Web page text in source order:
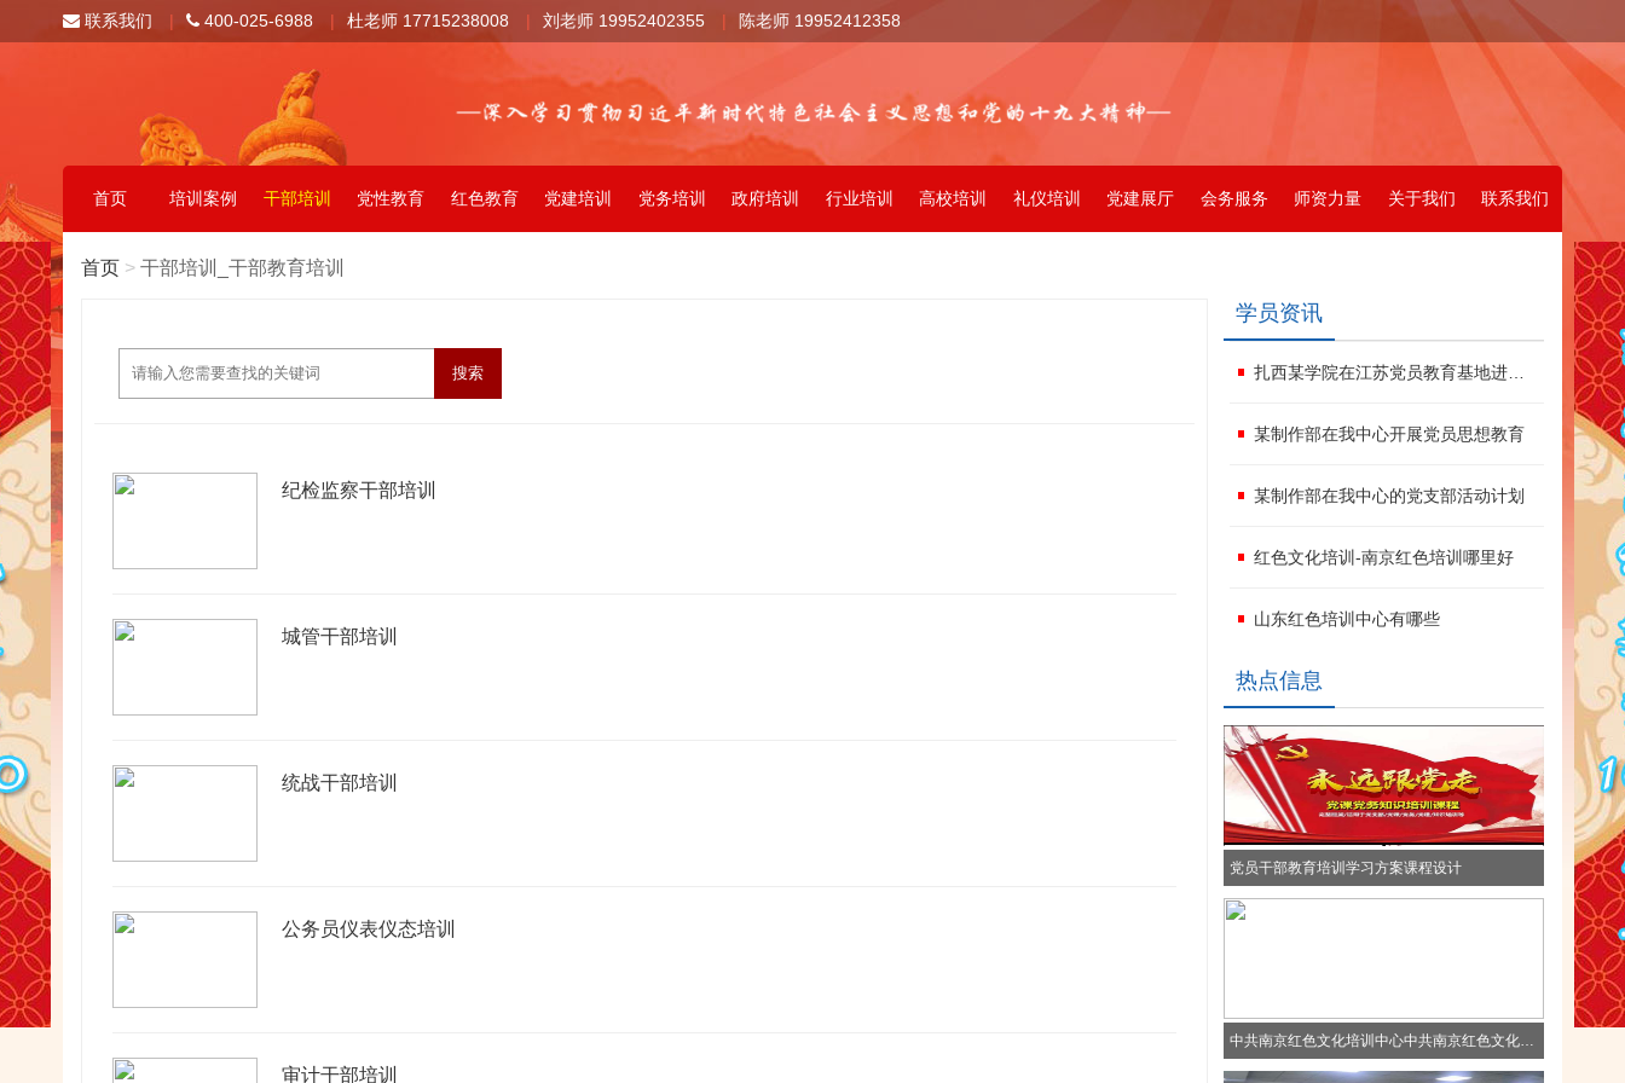
联系我们 | 400-025-6988 | 杜老师 17715238008 | 刘老师 19952402355 | 陈老师 19952412358
首页 培训案例 干部培训 党性教育 红色教育 党建培训 党务培训 政府培训 行业培训 高校培训 礼仪培训 党建展厅 会务服务 师资力量 关于我们 联系我们
首页 > 干部培训_干部教育培训
纪检监察干部培训
城管干部培训
统战干部培训
公务员仪表仪态培训
审计干部培训
学员资讯
扎西某学院在江苏党员教育基地进行红色文化活动
某制作部在我中心开展党员思想教育
某制作部在我中心的党支部活动计划
红色文化培训-南京红色培训哪里好
山东红色培训中心有哪些
热点信息
党员干部教育培训学习方案课程设计
中共南京红色文化培训中心中共南京红色文化培训中心中共南京红色文化培训中心